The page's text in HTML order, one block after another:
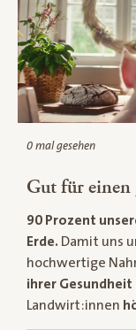
0 mal gesehen
Gut für einen
90 Prozent
Erde. Damit uns
hochwertige
ihrer Gesundheit
Landwirt:innen